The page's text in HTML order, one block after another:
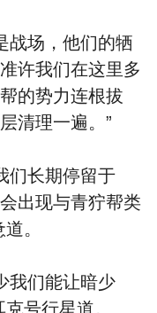
战场，他们的牺
许我们在这里多
的势力连根拔
清理一遍。”
们长期停留于
出现与青狞帮类
。
我们能让暗少
号行星道。